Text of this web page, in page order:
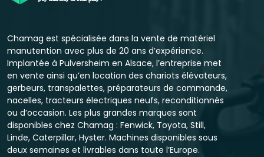
Chamag est spécialisée dans la vente de matériel
manutention avec plus de 20 ans d’expérience.
Implantée à Pulversheim en Alsace, l’entreprise met
en vente ainsi qu’en location des chariots élévateurs,
gerbeurs, transpalettes, préparateurs de commande,
nacelles, tracteurs électriques neufs, reconditionnés
ou d’occasion. Les plus grandes marques sont
disponibles chez Chamag : Fenwick, Toyota, Still,
Linde, Caterpillar, Hyster. Machines disponibles sous
deux semaines et livrables dans toute l’Europe.